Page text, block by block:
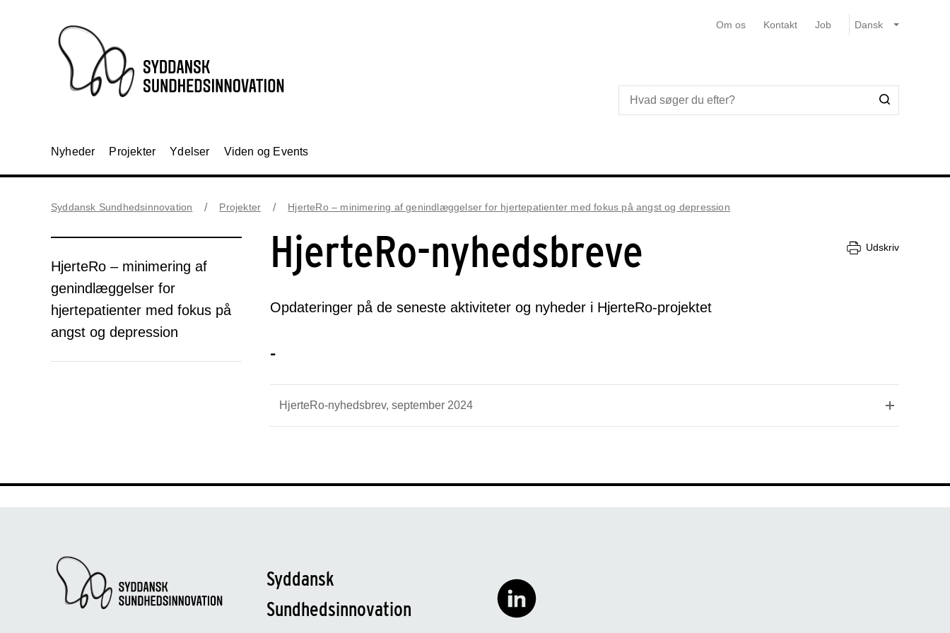
Om os Kontakt Job
Nyheder Projekter Ydelser Viden og Events
Syddansk Sundhedsinnovation Projekter HjerteRo – minimering af genindlæggelser for hjertepatienter med fokus på angst og depression
HjerteRo – minimering af
genindlæggelser for
hjertepatienter med fokus på
angst og depression
HjerteRo-nyhedsbreve Udskriv
Opdateringer på de seneste aktiviteter og nyheder i HjerteRo-projektet
-
HjerteRo-nyhedsbrev, september 2024
Syddansk
Sundhedsinnovation